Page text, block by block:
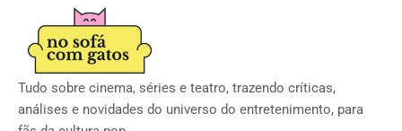
Tudo sobre cinema, séries e teatro, trazendo críticas,
análises e novidades do universo do entretenimento, para